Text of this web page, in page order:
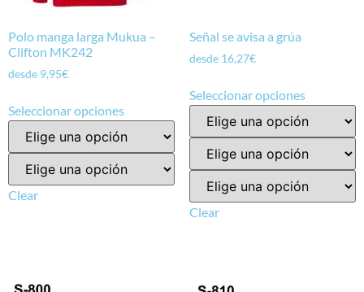
Polo manga larga Mukua –
Clifton MK242
desde 9,95€
Seleccionar opciones
Clear
Señal se avisa a grúa
desde 16,27€
Seleccionar opciones
Clear